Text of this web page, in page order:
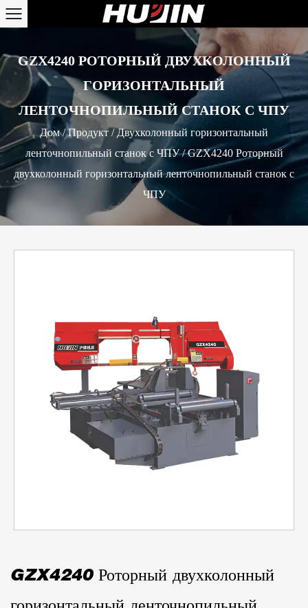
GZX4240 РОТОРНЫЙ ДВУХКОЛОННЫЙ
ГОРИЗОНТАЛЬНЫЙ
ЛЕНТОЧНОПИЛЬНЫЙ СТАНОК С ЧПУ
Дом/Продукт/Двухколонный горизонтальный
ленточнопильный станок с ЧПУ/GZX4240 Роторный
двухколонный горизонтальный ленточнопильный станок с
ЧПУ
GZX4240 Роторный двухколонный